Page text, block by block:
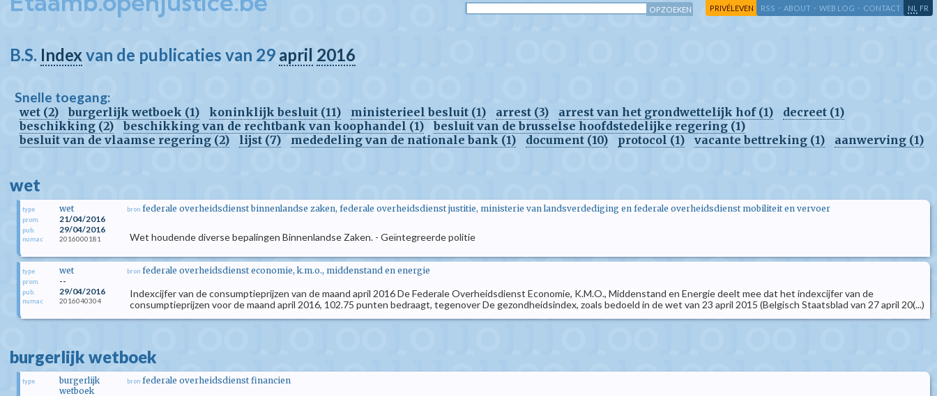
PRIVÉLEVEN RSS - ABOUT - WEB LOG - CONTACT NL FR
B.S. Indexvan de publicaties van 29 april 2016
Snelle toegang:
wet (2) burgerlijk wetboek (1) koninklijk besluit (11) ministerieel besluit (1) arrest (3) arrest van het grondwettelijk hof (1)
decreet (1)
beschikking (2)
beschikking van de rechtbank van koophandel (1)
besluit van de brusselse hoofdstedelijke regering (1)
besluit van de vlaamse regering (2)
lijst (7) mededeling van de nationale bank (1) document (10) protocol (1) vacante bettreking (1) aanwerving (1)
wet
type wet
prom. 21/04/2016
pub. 29/04/2016
numac 2016000181
bron federale overheidsdienst binnenlandse zaken, federale overheidsdienst justitie, ministerie van landsverdediging en federale overheidsdienst mobiliteit en vervoer
Wet houdende diverse bepalingen Binnenlandse Zaken. - Geïntegreerde politie
type wet
prom. --
pub. 29/04/2016
numac 2016040304
bron federale overheidsdienst economie, k.m.o., middenstand en energie
Indexcijfer van de consumptieprijzen van de maand april 2016 De Federale Overheidsdienst Economie, K.M.O., Middenstand en Energie deelt mee dat het indexcijfer van de
consumptieprijzen voor de maand april 2016, 102.75 punten bedraagt, tegenover De gezondheidsindex, zoals bedoeld in de wet van 23 april 2015 (Belgisch Staatsblad van 27 april 20(...)
burgerlijk wetboek
type
burgerlijk
wetboek
bron federale overheidsdienst financien